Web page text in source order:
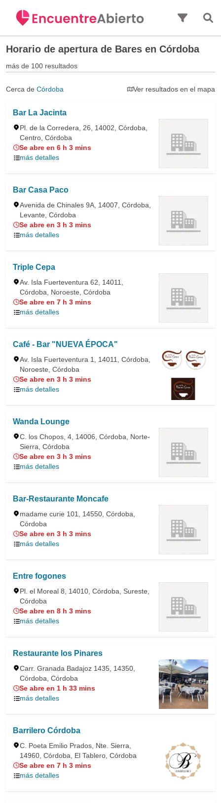
Horario de apertura de Bares en Córdoba
más de 100 resultados
Cerca de Córdoba Ver resultados en el mapa
Bar La Jacinta
Pl. de la Corredera, 26, 14002, Córdoba,
Centro, Córdoba
Se abre en 6 h 3 mins
más detalles
Bar Casa Paco
Avenida de Chinales 9A, 14007, Córdoba,
Levante, Córdoba
Se abre en 3 h 3 mins
más detalles
Triple Cepa
Av. Isla Fuerteventura 62, 14011,
Córdoba, Noroeste, Córdoba
Se abre en 7 h 3 mins
más detalles
Café - Bar "NUEVA ÉPOCA"
Av. Isla Fuerteventura 1, 14011, Córdoba,
Noroeste, Córdoba
Se abre en 3 h 3 mins
más detalles
Wanda Lounge
C. los Chopos, 4, 14006, Córdoba, Norte-
Sierra, Córdoba
Se abre en 3 h 3 mins
más detalles
Bar-Restaurante Moncafe
madame curie 101, 14550, Córdoba,
Córdoba
Se abre en 3 h 3 mins
más detalles
Entre fogones
Pl. el Moreal 8, 14010, Córdoba, Sureste,
Córdoba
Se abre en 8 h 3 mins
más detalles
Restaurante los Pinares
Carr. Granada Badajoz 1435, 14350,
Córdoba, Córdoba
Se abre en 1 h 33 mins
más detalles
Barrilero Córdoba
C. Poeta Emilio Prados, Nte. Sierra,
14960, Córdoba, El Tablero, Córdoba
Se abre en 7 h 3 mins
más detalles